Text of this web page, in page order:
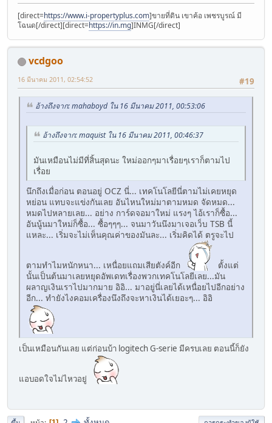
[direct=https://www.i-propertyplus.com]ขายที่ดิน เขาค้อ เพชรบูรณ์ มี
โฉนด[/direct][direct=https://in.mg]INMG[/direct]
vcdgoo
#19
16 มีนาคม 2011, 02:54:52
อ้างถึงจาก: mahaboyd ใน 16 มีนาคม 2011, 00:53:06
อ้างถึงจาก: maquist ใน 16 มีนาคม 2011, 00:46:37
มันเหมือนไม่มีที่สิ้นสุดนะ ใหม่ออกๆมาเรื่อยๆเราก็ตามไป
เรื่อย
นึกถึงเมื่อก่อน ตอนอยู่ OCZ นี่... เทคโนโลยีนี่ตามไม่เคยหยุด
หย่อน แทบจะแข่งกันเลย อันไหนใหม่มาตามหมด จัดหมด...
หมดไปหลายเลย... อย่าง การ์ดจอมาใหม่ แรงๆ ไอ้เราก็ซื้อ...
อันนู้นมาใหม่ก็ซื้อ... ซื้อๆๆๆ... จนมาวันนึงมาเจอเว็บ TSB นี้
แหละ... เริ่มจะไม่เห็นคุณค่าของมันละ... เริ่มคิดได้ ตรูจะไป
ตามทำไมหนักหนา... เหนื่อยแถมเสียตังค์อีก
ตั้งแต่
นั้นเป็นต้นมาเลยหยุดอัพเดทเรื่องพวกเทคโนโลยีเลย...มัน
ผลาญเงินเราไปมากมาย อิอิ... มาอยู่นี่เลยได้เหนื่อยไปอีกอย่าง
อีก... ทำยังไงคอมเครื่องนึงถึงจะหาเงินได้เยอะๆ... อิอิ
เป็นเหมือนกันเลย แต่ก่อนบ้า logitech G-serie มีครบเลย ตอนนี้ก็ยัง
แอบอดใจไม่ไหวอยู่